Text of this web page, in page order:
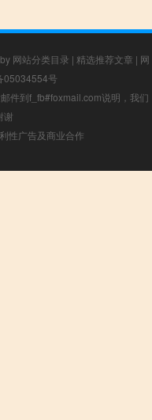
网站分类目录 | 精选推荐文章 | 网
05034554号
件到f_fb#foxmail.com说明，我们
谢
性广告及商业合作